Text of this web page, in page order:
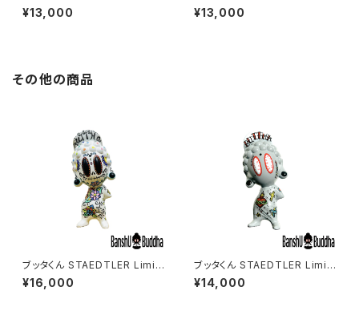
ラフィティー#13) (BUTTHA k
un Graffiti#13)
¥13,000
光#3) (BUTTHA kun Lumin
ous#3)
¥13,000
その他の商品
ブッタくん STAEDTLER Limit
ed color #1
¥16,000
ブッタくん STAEDTLER Limit
ed color #2
¥14,000